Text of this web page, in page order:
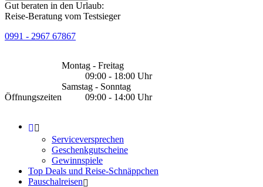
Gut beraten in den Urlaub:
Reise-Beratung vom Testsieger
0991 - 2967 67867
Öffnungszeiten
Montag - Freitag
09:00 - 18:00 Uhr
Samstag - Sonntag
09:00 - 14:00 Uhr
Serviceversprechen
Geschenkgutscheine
Gewinnspiele
Top Deals und Reise-Schnäppchen
Pauschalreisen